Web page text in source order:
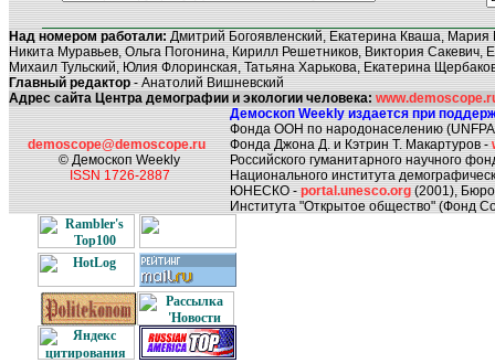
Над номером работали:Дмитрий Богоявленский, Екатерина Кваша, Мария
Никита Муравьев, Ольга Погонина, Кирилл Решетников, Виктория Сакевич,
Михаил Тульский, Юлия Флоринская, Татьяна Харькова, Екатерина
Главный редактор- Анатолий Вишневский
Адрес сайта Центра демографии и экологии человека:
demoscope@demoscope.ru
© Демоскоп Weekly
ISSN 1726-2887
Демоскоп Weekly издается при
Фонда ООН по народонаселению
Фонда Джона Д. и Кэтрин Т. Макартуров -
Российского гуманитарного научного
Национального института
ЮНЕСКО -portal.unesco.org(2001),
Института "Открытое общество" (Фонд